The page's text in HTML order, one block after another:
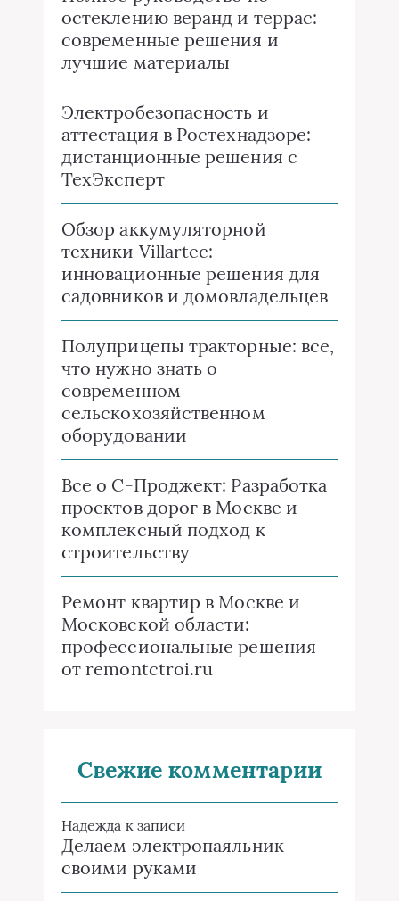
остеклению веранд и террас:
современные решения и
лучшие материалы
Электробезопасность и
аттестация в Ростехнадзоре:
дистанционные решения с
ТехЭксперт
Обзор аккумуляторной
техники Villartec:
инновационные решения для
садовников и домовладельцев
Полуприцепы тракторные: все,
что нужно знать о
современном
сельскохозяйственном
оборудовании
Все о C-Проджект: Разработка
проектов дорог в Москве и
комплексный подход к
строительству
Ремонт квартир в Москве и
Московской области:
профессиональные решения
от remontctroi.ru
Свежие комментарии
Надежда к записи
Делаем электропаяльник
своими руками